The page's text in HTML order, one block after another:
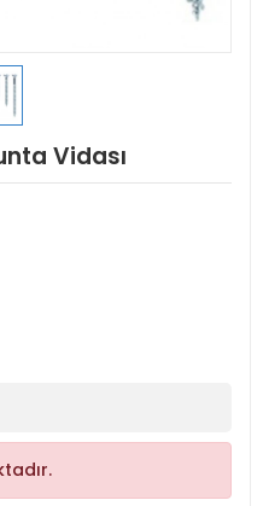
Vidası